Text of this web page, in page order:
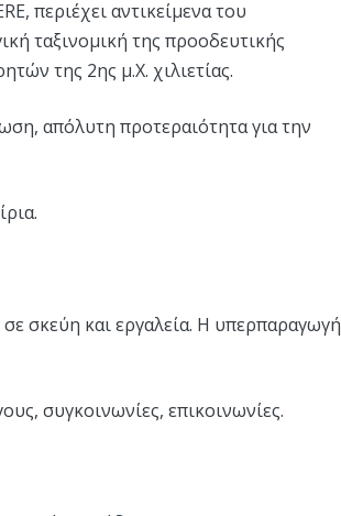
περιέχει αντικείμενα του
ταξινομική της προοδευτικής
της 2ης μ.Χ. χιλιετίας.
απόλυτη προτεραιότητα για την
σκεύη και εργαλεία. Η υπερπαραγωγή
συγκοινωνίες, επικοινωνίες.